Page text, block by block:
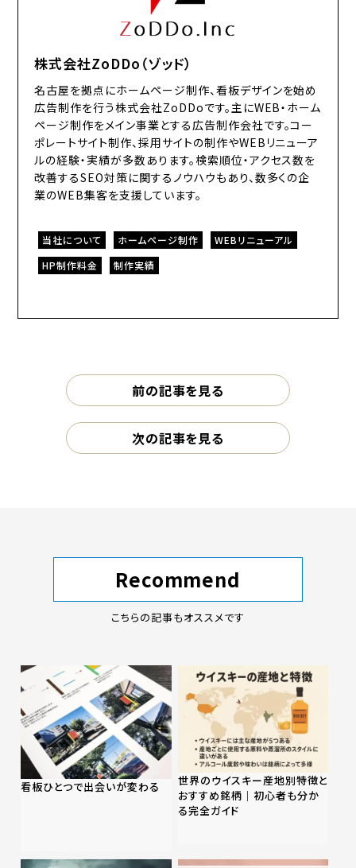
株式会社ZoDDo（ゾッド）
名古屋を拠点にホームページ制作、看板デザインを始め
広告制作を行う株式会社ZoDDoです。主にWEB・ホーム
ページ制作をメイン事業とする広告制作会社です。コー
ポレートサイト制作、採用サイトの制作やWEBリニューア
ルの経験・実績が多数あります。検索順位・アクセス数を
改善するSEO対策に関するノウハウもあり、数多くの企
業のWEB集客を支援しています。
当社について ホームページ制作
WEBリニューアル
HP制作料金
制作実績
前の記事を見る
次の記事を見る
Recommend
こちらの記事もオススメです
看板ひとつで出会いが変わる
世界のウイスキー産地別特徴と
おすすめ銘柄｜初心者も分か
る完全ガイド